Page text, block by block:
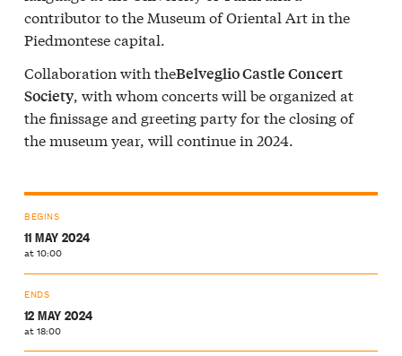
contributor to the Museum of Oriental Art in the
Piedmontese capital.
Collaboration with theBelveglio Castle Concert
Society, with whom concerts will be organized at
the finissage and greeting party for the closing of
the museum year, will continue in 2024.
BEGINS
11 MAY 2024
at 10:00
ENDS
12 MAY 2024
at 18:00